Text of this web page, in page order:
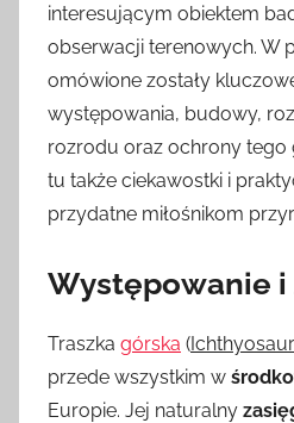
interesującym obiektem
obserwacji terenowych. W
omówione zostały
występowania, budowy,
rozrodu oraz ochrony tego
tu także ciekawostki i
przydatne miłośnikom
Występowanie i
Traszka górska (
przede wszystkim w
Europie. Jej naturalny